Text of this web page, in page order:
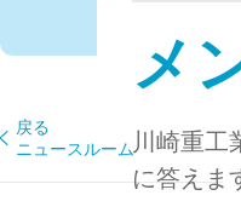
戻る
ニュースルーム
メ
川崎重工
に答えま